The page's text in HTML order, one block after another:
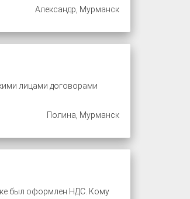
Александр, Мурманск
лицами договорами
Полина, Мурманск
был оформлен НДС. Кому